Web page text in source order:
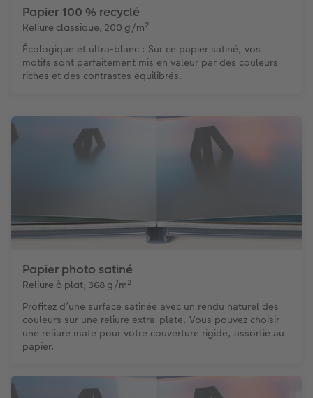
Papier 100 % recyclé
Reliure classique, 200 g/m²
Écologique et ultra-blanc : Sur ce papier satiné, vos
motifs sont parfaitement mis en valeur par des couleurs
riches et des contrastes équilibrés.
Papier photo satiné
Reliure à plat, 368 g/m²
Profitez d’une surface satinée avec un rendu naturel des
couleurs sur une reliure extra-plate. Vous pouvez choisir
une reliure mate pour votre couverture rigide, assortie au
papier.